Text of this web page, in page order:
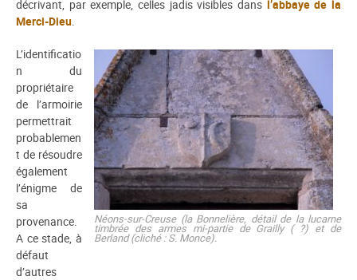
décrivant, par exemple, celles jadis visibles dans l’abbaye de la
Merci-Dieu.
Néons-sur-Creuse (la Bonnelière, détail de la lucarne
timbrée des armes mi-partie de Grailly ( ?) et de
Berland (cliché : S. Monce).
L’identificatio
n du
propriétaire
de l’armoirie
permettrait
probablemen
t de résoudre
également
l’énigme de
sa
provenance.
A ce stade, à
défaut
d’autres